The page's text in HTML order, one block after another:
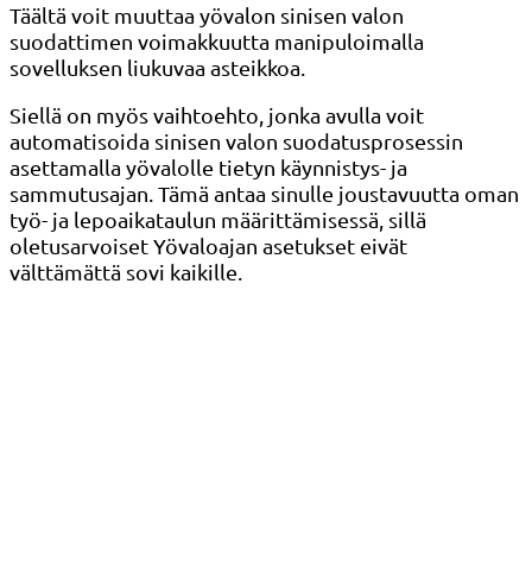
Täältä voit muuttaa yövalon sinisen valon
suodattimen voimakkuutta manipuloimalla
sovelluksen liukuvaa asteikkoa.
Siellä on myös vaihtoehto, jonka avulla voit
automatisoida sinisen valon suodatusprosessin
asettamalla yövalolle tietyn käynnistys- ja
sammutusajan. Tämä antaa sinulle joustavuutta oman
työ- ja lepoaikataulun määrittämisessä, sillä
oletusarvoiset Yövaloajan asetukset eivät
välttämättä sovi kaikille.